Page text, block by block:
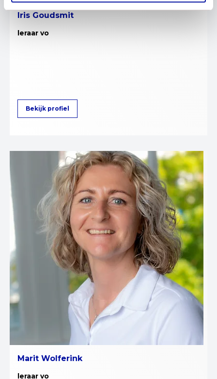
Iris Goudsmit
leraar vo
Bekijk profiel
Marit Wolferink
leraar vo